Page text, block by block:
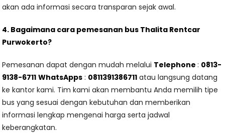
akan ada informasi secara transparan sejak awal.
4. Bagaimana cara pemesanan bus Thalita Rentcar
Purwokerto?
Pemesanan dapat dengan mudah melalui Telephone: 0813-
9138-6711 WhatsApps : 0811391386711 atau langsung datang
ke kantor kami. Tim kami akan membantu Anda memilih tipe
bus yang sesuai dengan kebutuhan dan memberikan
informasi lengkap mengenai harga serta jadwal
keberangkatan.